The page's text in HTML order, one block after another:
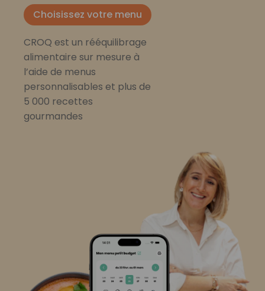
Choisissez votre menu
CROQ est un rééquilibrage
alimentaire sur mesure à
l’aide de menus
personnalisables et plus de
5 000 recettes
gourmandes